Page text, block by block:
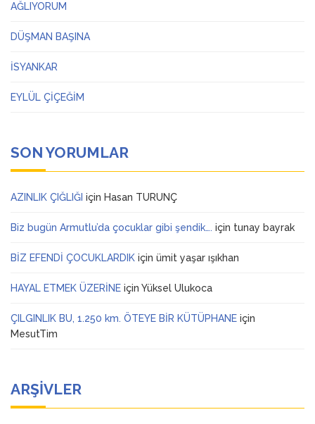
AĞLIYORUM
DÜŞMAN BAŞINA
İSYANKAR
EYLÜL ÇİÇEĞİM
SON YORUMLAR
AZINLIK ÇIĞLIĞI için Hasan TURUNÇ
Biz bugün Armutlu’da çocuklar gibi şendik…. için tunay bayrak
BİZ EFENDİ ÇOCUKLARDIK için ümit yaşar ışıkhan
HAYAL ETMEK ÜZERİNE için Yüksel Ulukoca
ÇILGINLIK BU, 1.250 km. ÖTEYE BİR KÜTÜPHANE için
MesutTim
ARŞIVLER